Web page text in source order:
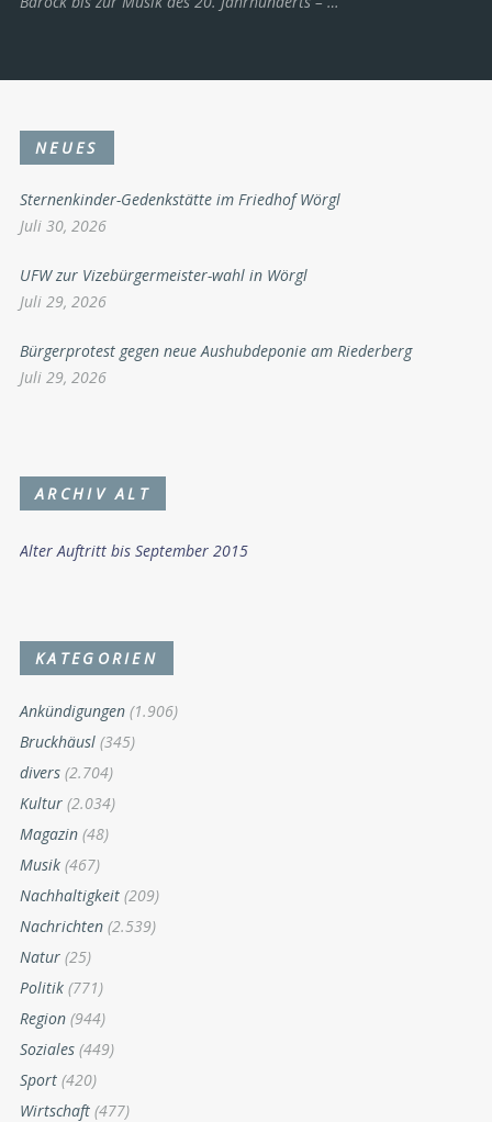
NEUES
Sternenkinder-Gedenkstätte im Friedhof Wörgl
Juli 30, 2026
UFW zur Vizebürgermeister-wahl in Wörgl
Juli 29, 2026
Bürgerprotest gegen neue Aushubdeponie am Riederberg
Juli 29, 2026
ARCHIV ALT
Alter Auftritt bis September 2015
KATEGORIEN
Ankündigungen (1.906)
Bruckhäusl (345)
divers (2.704)
Kultur (2.034)
Magazin (48)
Musik (467)
Nachhaltigkeit (209)
Nachrichten (2.539)
Natur (25)
Politik (771)
Region (944)
Soziales (449)
Sport (420)
Wirtschaft (477)